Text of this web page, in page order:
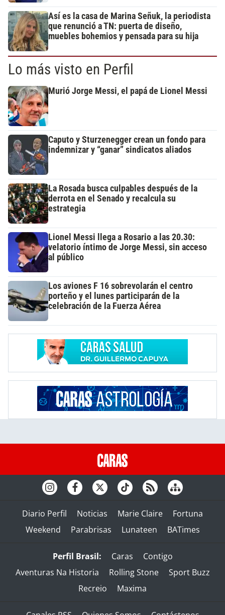
Así es la casa de Marina Señuk, la periodista
que renunció a TN: puerta de diseño,
muebles bohemios y pensada para su hija
Lo más visto en Perfil
Murió Jorge Messi, el papá de Lionel Messi
Caputo y Sturzenegger crean un fondo para
indemnizar y “ganar” sindicatos aliados
La Rosada busca culpables después de la
derrota en el Senado y recalcula su
estrategia
Lionel Messi llega a Rosario a las 20.30:
velatorio íntimo de Jorge Messi, sin acceso
al público
Los aviones F 16 sobrevolarán el centro
porteño y el lunes participarán de la
celebración de la Fuerza Aérea
Diario Perfil Noticias Marie Claire
Fortuna
Weekend
Parabrisas Lunateen BATimes
Perfil Brasil: Caras
Contigo
Aventuras Na Historia
Rolling Stone
Sport Buzz
Recreio
Maxima